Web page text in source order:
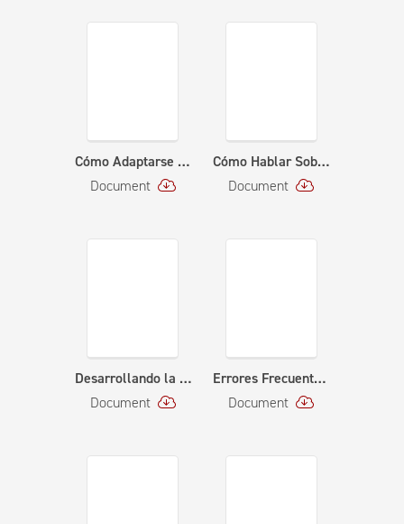
Cómo Adaptarse a un Nuevo Sentido de Normalidad (3/23/20210
Document
Cómo Hablar Sobre la Ansiedad con sus Hijos
Document
Desarrollando la Autoestima en Nuestros Hijos (10-26-20)
Document
Errores Frecuentes en la Comunicación
Document